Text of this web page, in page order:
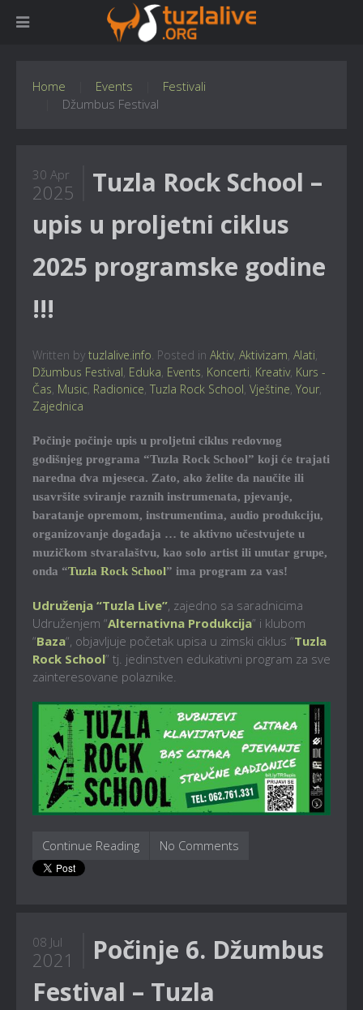
Home Events
Festivali
Džumbus Festival
30 Apr
2025
Tuzla Rock School –
upis u proljetni ciklus
2025 programske godine
!!!
Written by tuzlalive.info. Posted in Aktiv, Aktivizam, Alati,
Džumbus Festival, Eduka, Events, Koncerti, Kreativ, Kurs -
Čas, Music, Radionice, Tuzla Rock School, Vještine, Your,
Zajednica
Počinje počinje upis u proljetni ciklus redovnog
godišnjeg programa “Tuzla Rock School” koji će trajati
naredna dva mjeseca. Zato, ako želite da naučite ili
usavršite sviranje raznih instrumenata, pjevanje,
baratanje opremom, instrumentima, audio produkciju,
organizovanje događaja … te aktivno učestvujete u
muzičkom stvaralaštvu, kao solo artist ili unutar grupe,
onda “Tuzla Rock School” ima program za vas!
Udruženja “Tuzla Live”, zajedno sa saradnicima
Udruženjem “Alternativna Produkcija” i klubom
“Baza“, objavljuje početak upisa u zimski ciklus “Tuzla
Rock School” tj. jedinstven edukativni program za sve
zainteresovane polaznike.
Continue Reading No Comments
08 Jul
2021
Počinje 6. Džumbus
Festival – Tuzla